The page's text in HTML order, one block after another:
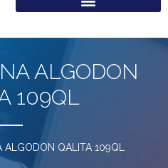
ALGODON
109QL
ALGODON QALITA 109QL